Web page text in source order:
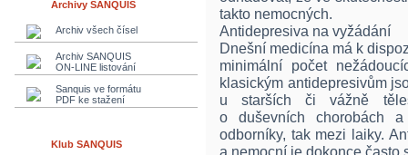
Archivy SANQUIS
Archiv všech čísel
Archiv SANQUIS
ON-LINE listování
Sanquis ve formátu
PDF ke stažení
Klub SANQUIS
takto nemocných.
Antidepresiva na vyžádání
Dnešní medicína má k
minimální počet
klasickým antidepresivům
u starších či vážně
o duševních chorobách
odborníky, tak mezi laiky.
a nemocní je dokonce často